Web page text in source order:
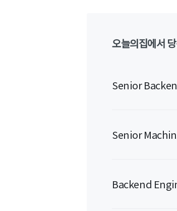
오늘의집에서
Senior
Senior
Backend